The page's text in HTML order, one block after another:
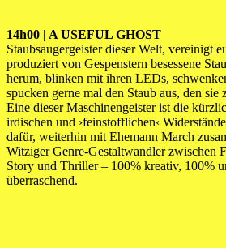
14h00 | A USEFUL GHOST
Staubsaugergeister dieser Welt, vereinigt
produziert von Gespenstern besessene
herum, blinken mit ihren LEDs,
spucken gerne mal den Staub aus, den sie
Eine dieser Maschinengeister ist die
irdischen und ›feinstofflichen‹
dafür, weiterhin mit Ehemann March
Witziger Genre-Gestaltwandler zwischen
Story und Thriller – 100% kreativ, 100%
überraschend.